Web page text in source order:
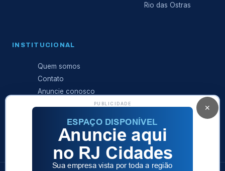
Rio das Ostras
INSTITUCIONAL
Quem somos
Contato
Anuncie conosco
privacidade
✕
PUBLICIDADE